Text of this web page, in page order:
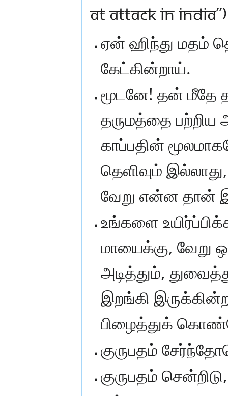
at Attack in India”)
ஏன் ஹிந்து மதம்
கேட்கின்றாய்.
மூடனே! தன் மீதே
தருமத்தை பற்றிய
காப்பதின்
தெளிவும்
வேறு என்ன தான்
உங்களை
மாயைக்கு, வேறு
அடித்தும்,
இறங்கி
பிழைத்துக்
குருபதம்
குருபதம்